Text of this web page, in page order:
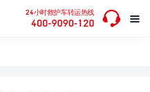

24小时救护车转运热线
400-9090-120 